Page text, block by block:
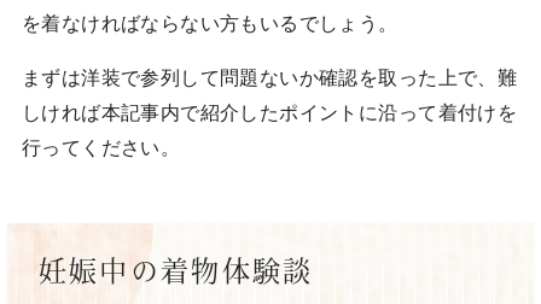
を着なければならない方もいるでしょう。
まずは洋装で参列して問題ないか確認を取った上で、難
しければ本記事内で紹介したポイントに沿って着付けを
行ってください。
妊娠中の着物体験談